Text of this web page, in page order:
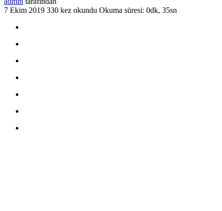
7 Ekim 2019 330 kez okundu Okuma süresi: 0dk, 35sn